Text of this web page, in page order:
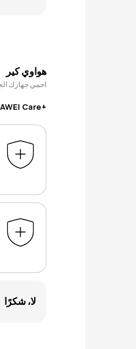
هواوي كير
احمي جهازك
+HUAWEI Care
لا، شكرًا